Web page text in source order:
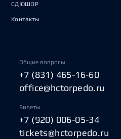
СДЮШОР
Контакты
Общие вопросы
+7 (831) 465-16-60
office@hctorpedo.ru
Билеты
+7 (920) 006-05-34
tickets@hctorpedo.ru